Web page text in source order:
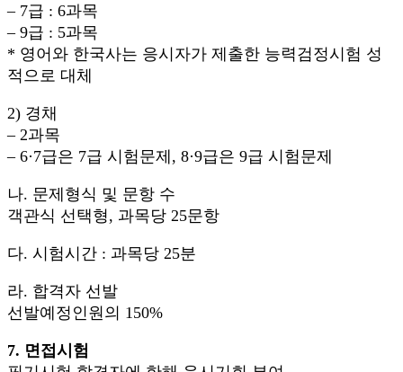
– 7급 : 6과목
– 9급 : 5과목
* 영어와 한국사는 응시자가 제출한 능력검정시험 성
적으로 대체
2) 경채
– 2과목
– 6·7급은 7급 시험문제, 8·9급은 9급 시험문제
나. 문제형식 및 문항 수
객관식 선택형, 과목당 25문항
다. 시험시간 : 과목당 25분
라. 합격자 선발
선발예정인원의 150%
7. 면접시험